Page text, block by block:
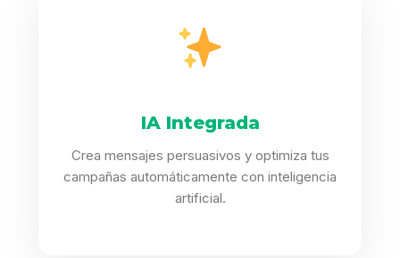
IA Integrada
Crea mensajes persuasivos y optimiza tus
campañas automáticamente con inteligencia
artificial.